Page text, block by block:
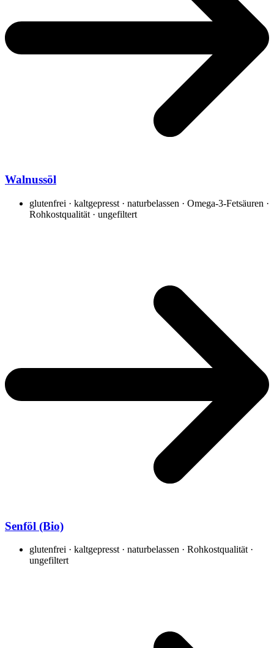
Walnussöl
glutenfrei · kaltgepresst · naturbelassen · Omega-3-Fetsäuren ·
Rohkostqualität · ungefiltert
Senföl (Bio)
glutenfrei · kaltgepresst · naturbelassen · Rohkostqualität ·
ungefiltert